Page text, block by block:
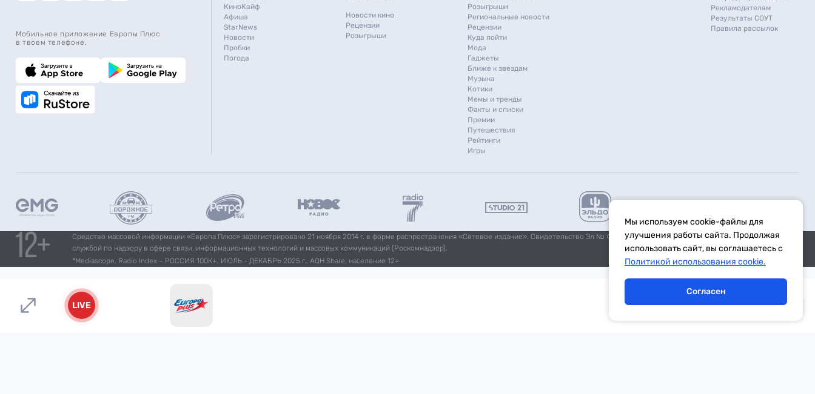
Мобильное приложение Европы Плюс
в твоем телефоне.
КиноКайф
Афиша
StarNews
Новости
Пробки
Погода
Новости кино
Рецензии
Розыгрыши
Розыгрыши
Региональные новости
Рецензии
Куда пойти
Мода
Гаджеты
Ближе к звездам
Музыка
Котики
Мемы и тренды
Факты и списки
Премии
Путешествия
Рейтинги
Игры
Рекламодателям
Результаты СОУТ
Правила рассылок
Средство массовой информации «Европа Плюс» зарегистрировано 21 ноября 2014 г. в форме распространения «Сетевое издание». Свидетельство Эл № ФС77-59972 от 21.11.2014 выдано Федеральной
службой по надзору в сфере связи, информационных технологий и массовых коммуникаций (Роскомнадзор).
*Mediascope, Radio Index – РОССИЯ 100К+, ИЮЛЬ - ДЕКАБРЬ 2025 г., AQH Share, население 12+
LIVE
Мы используем cookie-файлы для
улучшения работы сайта. Продолжая
использовать сайт, вы соглашаетесь с
Политикой использования cookie.
Согласен